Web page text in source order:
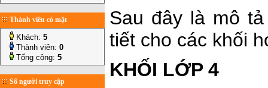
Thành viên có mặt
Khách: 5
Thành viên: 0
Tổng cộng: 5
Số người truy cập
Sau đây là mô
tiết cho các khối
KHỐI LỚP 4